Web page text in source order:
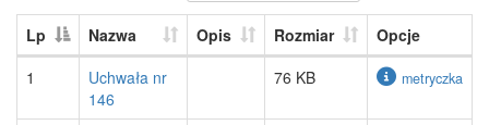
Lp Nazwa Opis Rozmiar
Opcje
1
Uchwała nr
146
76 KB metryczka